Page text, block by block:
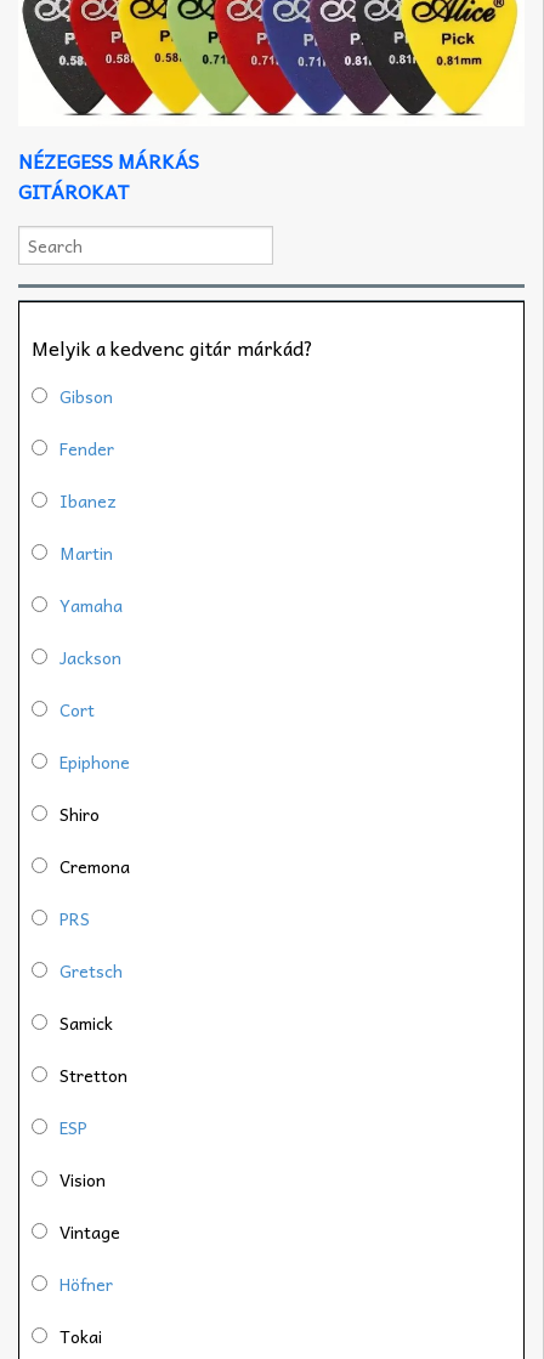
NÉZEGESS MÁRKÁS
GITÁROKAT
Melyik a kedvenc gitár márkád?
Gibson
Fender
Ibanez
Martin
Yamaha
Jackson
Cort
Epiphone
Shiro
Cremona
PRS
Gretsch
Samick
Stretton
ESP
Vision
Vintage
Höfner
Tokai